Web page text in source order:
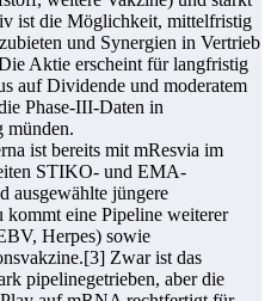
ist die Möglichkeit, mittelfristig
und Synergien in Vertrieb
Aktie erscheint für langfristig
auf Dividende und moderatem
Phase‑III-Daten in
münden.
ist bereits mit mResvia im
STIKO- und EMA-
ausgewählte jüngere
eine Pipeline weiterer
Herpes) sowie
Zwar ist das
pipelinegetrieben, aber die